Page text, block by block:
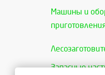
Машины и
Запасные